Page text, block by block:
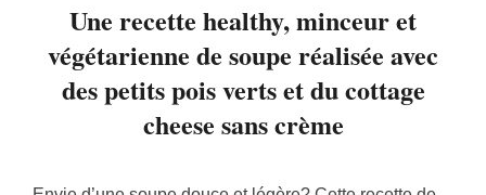
Une recette healthy, minceur et
végétarienne de soupe réalisée avec
des petits pois verts et du cottage
cheese sans crème